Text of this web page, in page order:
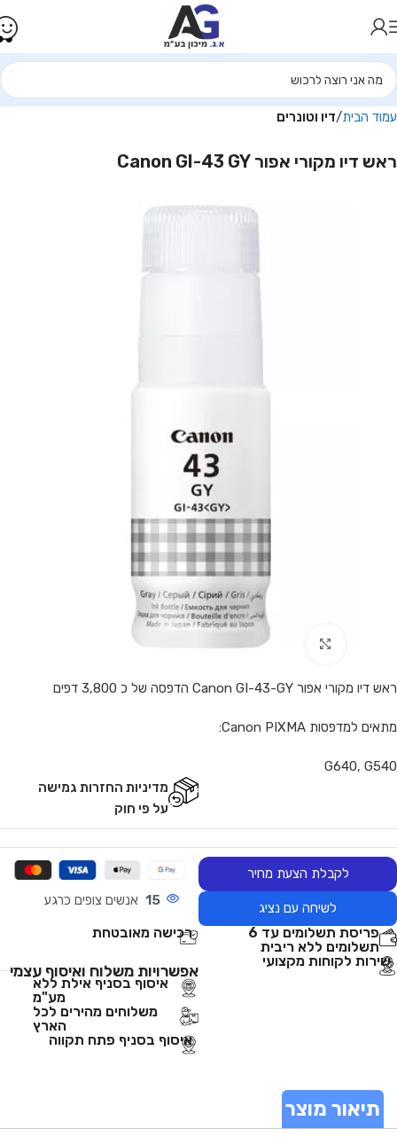
עמוד הבית דיו וטונרים
ראש דיו מקורי אפור Canon GI-43 GY
Click to enlarge
ראש דיו מקורי אפור Canon GI-43-GY הדפסה של כ 3,800 דפים
מתאים למדפסות Canon PIXMA:
G640, G540
מדיניות החזרות גמישה
על פי חוק
לקבלת הצעת מחיר
לשיחה עם נציג 15 אנשים צופים כרגע
פריסת תשלומים עד 6
תשלומים ללא ריבית
רכישה מאובטחת
שירות לקוחות מקצועי
אפשרויות משלוח ואיסוף עצמי
איסוף בסניף אילת ללא
מע"מ
משלוחים מהירים לכל
הארץ
איסוף בסניף פתח תקווה
תיאור מוצר